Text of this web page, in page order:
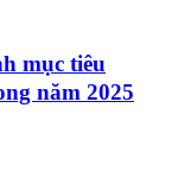
mục tiêu
năm 2025